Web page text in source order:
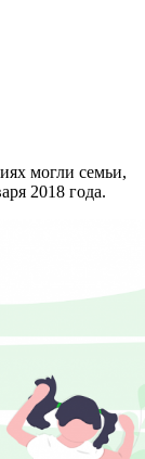
могли семьи,
2018 года.